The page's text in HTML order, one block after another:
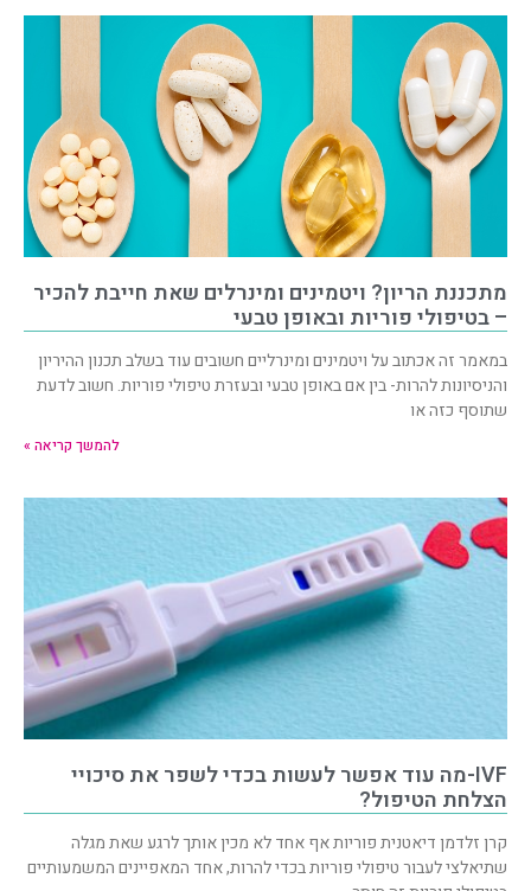
מתכננת הריון? ויטמינים ומינרלים שאת חייבת להכיר
– בטיפולי פוריות ובאופן טבעי
במאמר זה אכתוב על ויטמינים ומינרליים חשובים עוד בשלב תכנון ההיריון
והניסיונות להרות- בין אם באופן טבעי ובעזרת טיפולי פוריות. חשוב לדעת
שתוסף כזה או
להמשך קריאה »
IVF-מה עוד אפשר לעשות בכדי לשפר את סיכויי
הצלחת הטיפול?
קרן זלדמן דיאטנית פוריות אף אחד לא מכין אותך לרגע שאת מגלה
שתיאלצי לעבור טיפולי פוריות בכדי להרות, אחד המאפיינים המשמעותיים